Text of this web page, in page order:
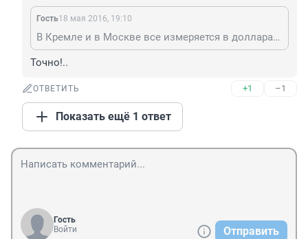
Гость18 мая 2016, 19:10
В Кремле и в Москве все измеряется в долларах. Рубль начинается после московской окружной дороги
Точно!..
ОТВЕТИТЬ +1 –1
Показать ещё 1 ответ
Гость
Войти
Отправить